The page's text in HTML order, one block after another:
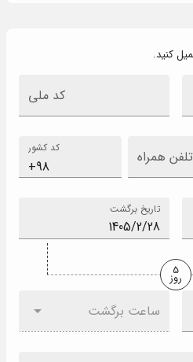
کنید.
کد ملی
کد کشور همراه
تاریخ برگشت
5
روز
ساعت برگشت